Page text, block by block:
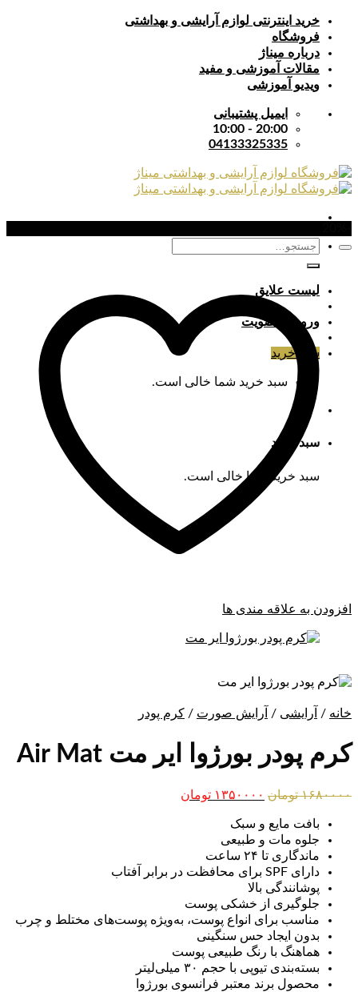
Skip
content
خرید اینترنتی لوازم آرایشی و بهداشتی
فروشگاه
درباره میناژ
مقالات آموزشی و مفید
ویدیو آموزشی
ایمیل پشتیبانی
20:00 - 10:00
04133325335
جستجو
برای:
لیست علایق
ورود / عضویت
سبد خرید
سبد خرید شما خالی است.
سبد خرید
سبد خرید شما خالی است.
افزودن به علاقه مندی ها
خانه / آرایشی / آرایش صورت / کرم پودر
کرم پودر بورژ‌وا ایر مت Air Mat
۱۶۸۰۰۰۰ تومان قیمت
بود.
۱۳۵۰۰۰۰ تومان
بافت مایع و سبک
جلوه مات و طبیعی
ماندگاری تا ۲۴ ساعت
دارای SPF برای محافظت در برابر آفتاب
پوشانندگی بالا
جلوگیری از خشکی پوست
مناسب برای انواع پوست، به‌ویژه پوست‌های مختلط و چرب
بدون ایجاد حس سنگینی
هماهنگ با رنگ طبیعی پوست
بسته‌بندی تیوپی با حجم ۳۰ میلی‌لیتر
محصول برند معتبر فرانسوی بورژوا